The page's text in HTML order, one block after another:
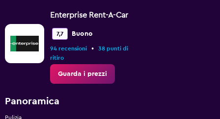
Enterprise Rent-A-Car
7,7 Buono
94 recensioni •
38 punti di
ritiro
Guarda i prezzi
Panoramica
Pulizia